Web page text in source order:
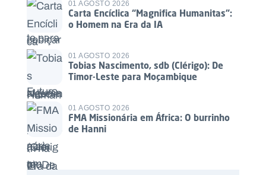
01 AGOSTO 2026
Carta Encíclica “Magnifica Humanitas”:
o Homem na Era da IA
01 AGOSTO 2026
Tobias Nascimento, sdb (Clérigo): De
Timor-Leste para Moçambique
01 AGOSTO 2026
FMA Missionária em África: O burrinho
de Hanni